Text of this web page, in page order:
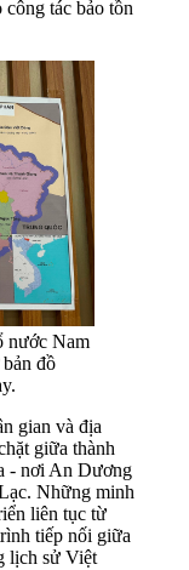
tác bảo tồn
nước Nam
đồ
gian và địa
giữa thành
- nơi An Dương
Những minh
liên tục từ
tiếp nối giữa
lịch sử Việt